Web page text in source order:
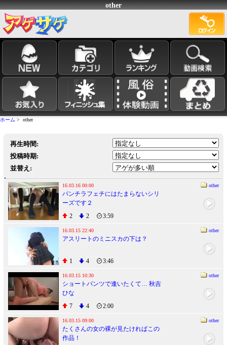
other
ホーム > other
再生時間:
投稿時期:
並替え:
16.03.16 00:00 other
パンチラフェチにはたまらないシリ
ーズです２
2
2 3:59
16.03.15 22:40 other
アスリートのミニスカの下は？
1 4 3:46
16.03.15 10:30 other
ショートパンツで逢いたくて… 秋吉
ひな
7
4 2:00
16.03.15 09:00 other
たくさんの女の裸が見たければこの
作品！